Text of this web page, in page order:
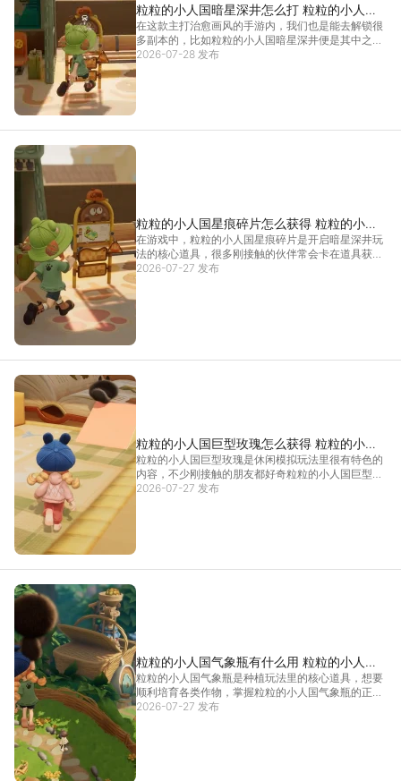
粒粒的小人国暗星深井怎么打 粒粒的小人国
暗星深井攻略
在这款主打治愈画风的手游内，我们也是能去解锁很
多副本的，比如粒粒的小人国暗星深井便是其中之
一，作为核心资源副本来说，玩家需要做的就是探索
2026-07-28 发布
粒粒的小人国星痕碎片怎么获得 粒粒的小人
国星痕碎片获取途径
在游戏中，粒粒的小人国星痕碎片是开启暗星深井玩
法的核心道具，很多刚接触的伙伴常会卡在道具获取
环节，不清楚粒粒的小人国星痕碎片的积攒途径与后
2026-07-27 发布
粒粒的小人国巨型玫瑰怎么获得 粒粒的小人
国巨型玫瑰种植方法
粒粒的小人国巨型玫瑰是休闲模拟玩法里很有特色的
内容，不少刚接触的朋友都好奇粒粒的小人国巨型玫
瑰的具体获取方法与实际用途。其实这一内容和游戏
2026-07-27 发布
粒粒的小人国气象瓶有什么用 粒粒的小人国
气象瓶用途介绍
粒粒的小人国气象瓶是种植玩法里的核心道具，想要
顺利培育各类作物，掌握粒粒的小人国气象瓶的正确
用法十分关键。很多刚接触种植系统的伙伴，常常不
2026-07-27 发布